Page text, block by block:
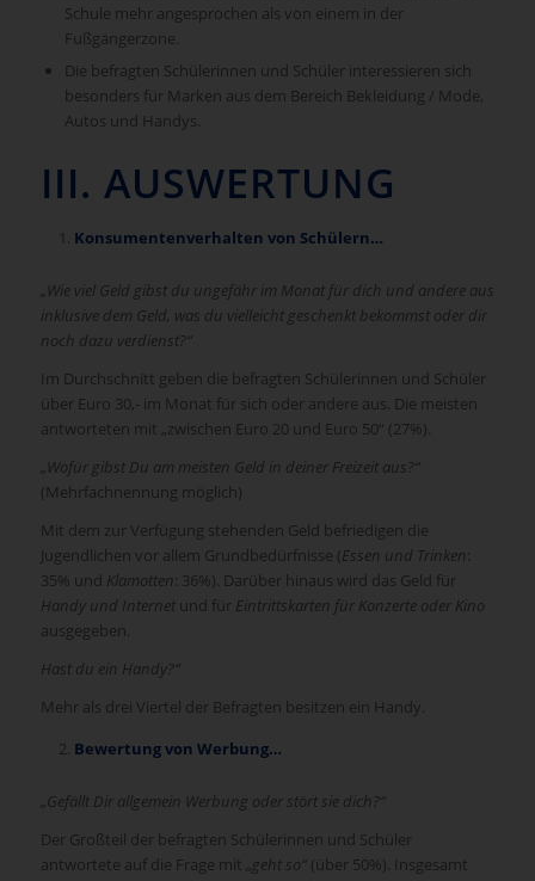
Schule mehr angesprochen als von einem in der
Fußgängerzone.
Die befragten Schülerinnen und Schüler interessieren sich
besonders für Marken aus dem Bereich Bekleidung / Mode,
Autos und Handys.
III. AUSWERTUNG
Konsumentenverhalten von Schülern…
„Wie viel Geld gibst du ungefähr im Monat für dich und andere aus
inklusive dem Geld, was du vielleicht geschenkt bekommst oder dir
noch dazu verdienst?“
Im Durchschnitt geben die befragten Schülerinnen und Schüler
über Euro 30,- im Monat für sich oder andere aus. Die meisten
antworteten mit „zwischen Euro 20 und Euro 50“ (27%).
„Wofür gibst Du am meisten Geld in deiner Freizeit aus?“
(Mehrfachnennung möglich)
Mit dem zur Verfügung stehenden Geld befriedigen die
Jugendlichen vor allem Grundbedürfnisse (Essen und Trinken:
35% und Klamotten: 36%). Darüber hinaus wird das Geld für
Handy und Internet und für Eintrittskarten für Konzerte oder Kino
ausgegeben.
Hast du ein Handy?“
Mehr als drei Viertel der Befragten besitzen ein Handy.
Bewertung von Werbung…
„Gefällt Dir allgemein Werbung oder stört sie dich?“
Der Großteil der befragten Schülerinnen und Schüler
antwortete auf die Frage mit „geht so“ (über 50%). Insgesamt